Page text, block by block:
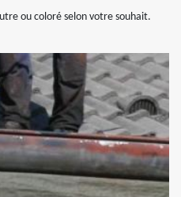
ou coloré selon votre souhait.